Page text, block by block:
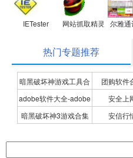
IETester 网站抓取精灵 尔雅
热门专题推荐
暗黑破坏神游戏工具合
集
团购软件
adobe软件大全-adobe
全系列软件下载-adobe
安全上
暗黑破坏神3游戏合集 安信行